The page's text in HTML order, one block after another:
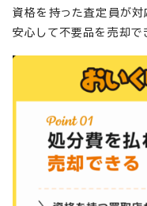
資格を持った査定員が対
安心して不要品を売却で